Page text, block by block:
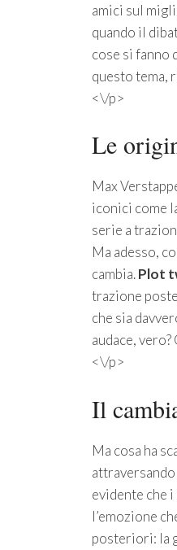
amici sul
quando il
cose si fanno
questo tema,
<\/p>
Le
Max
iconici come
serie a
Ma adesso,
cambia.Plot
trazione
che sia
audace,
<\/p>
Il
Ma cosa ha
attraversando
evidente che
l’emozione
posteriori: la